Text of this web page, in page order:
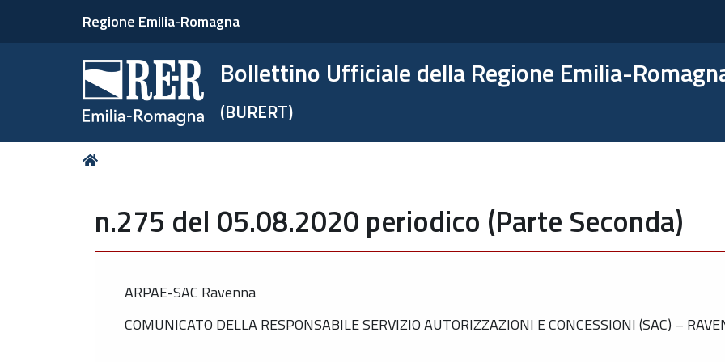
Regione Emilia-Romagna
Bollettino Ufficiale della Regione Emilia-
(BURERT)
Tu
n.275 del 05.08.2020 periodico (Parte Seconda)
ARPAE-SAC Ravenna
COMUNICATO DELLA RESPONSABILE SERVIZIO AUTORIZZAZIONI E CONCESSIONI (SAC) –